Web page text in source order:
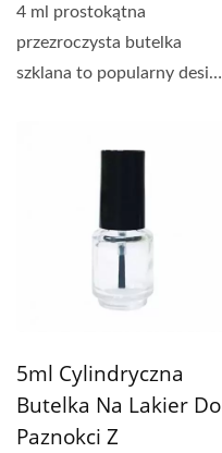
4 ml prostokątna
przezroczysta butelka
szklana to popularny design
5ml Cylindryczna
Butelka Na Lakier Do
Paznokci Z